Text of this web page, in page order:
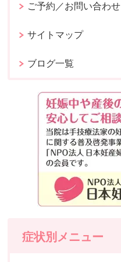
ご予約／お問い合わせ
サイトマップ
ブログ一覧
症状別メニュー